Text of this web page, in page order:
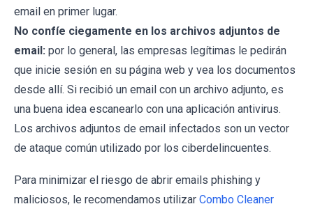
email en primer lugar.
No confíe ciegamente en los archivos adjuntos de
email: por lo general, las empresas legítimas le pedirán
que inicie sesión en su página web y vea los documentos
desde allí. Si recibió un email con un archivo adjunto, es
una buena idea escanearlo con una aplicación antivirus.
Los archivos adjuntos de email infectados son un vector
de ataque común utilizado por los ciberdelincuentes.
Para minimizar el riesgo de abrir emails phishing y
maliciosos, le recomendamos utilizar Combo Cleaner